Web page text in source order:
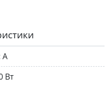
А
Вт